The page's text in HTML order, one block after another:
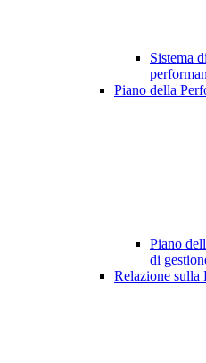
Sistema
Piano della
Piano
di
Relazione sulla